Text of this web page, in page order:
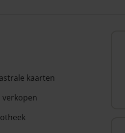
kaarten
verkopen